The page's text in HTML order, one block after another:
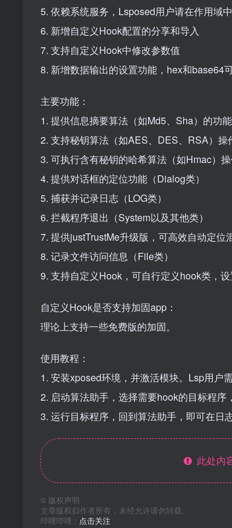
5. 依赖系统服务，Lsposed用户请在作用域
6. 新增自定义Hook配置的分享和导入
7. 支持自定义Hook中修改参数值
8. 新增数据输出的设置功能，hex和base64
主要功能：
1. 提供信息摘要算法（如Md5、Sha）的功
2. 支持秘钥算法（如AES、DES、RSA）操
3. 可执行含有秘钥的哈希算法（如Hmac）操
4. 提供对话框的定位功能（Dialog类）
5. 捕获并记录日志（LOG类）
6. 拦截程序退出（System以及其他类）
7. 提供justTrustMe升级版，可高效自动定位
8. 记录文件访问信息（File类）
9. 支持自定义Hook，可自行定义hook类，
自定义Hook是否支持加固app：
理论上支持一些免费版的加固。
使用教程：
1. 安装xposed环境，并激活模块。Lsp用户
2. 启动算法助手，选择需要hook的目标程
3. 运行目标程序，回到算法助手，即可在日
此处内
© 版权声明
文章版权归作者所有，未经允许请勿转载。
哔哩哔哩 : 点击关注